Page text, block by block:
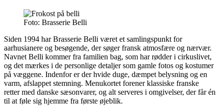
Foto: Brasserie Belli
Siden 1994 har Brasserie Belli været et samlingspunkt for
aarhusianere og besøgende, der søger fransk atmosfære og nærvær.
Navnet Belli kommer fra familien bag, som har rødder i cirkuslivet,
og det mærkes i de personlige detaljer som gamle fotos og kostumer
på væggene. Indenfor er der hvide duge, dæmpet belysning og en
varm, afslappet stemning. Menukortet forener klassiske franske
retter med danske sæsonvarer, og alt serveres i omgivelser, der får én
til at føle sig hjemme fra første øjeblik.